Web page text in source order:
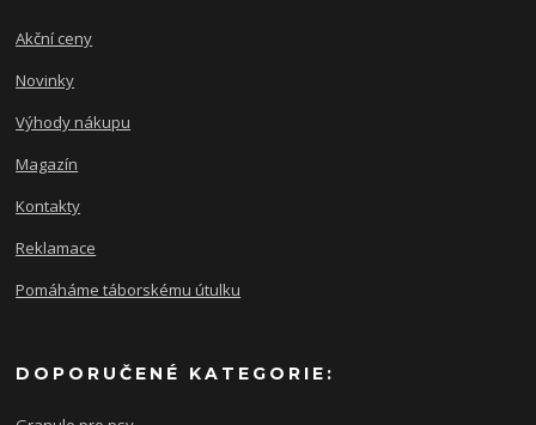
Akční ceny
Novinky
Výhody nákupu
Magazín
Kontakty
Reklamace
Pomáháme táborskému útulku
DOPORUČENÉ KATEGORIE: